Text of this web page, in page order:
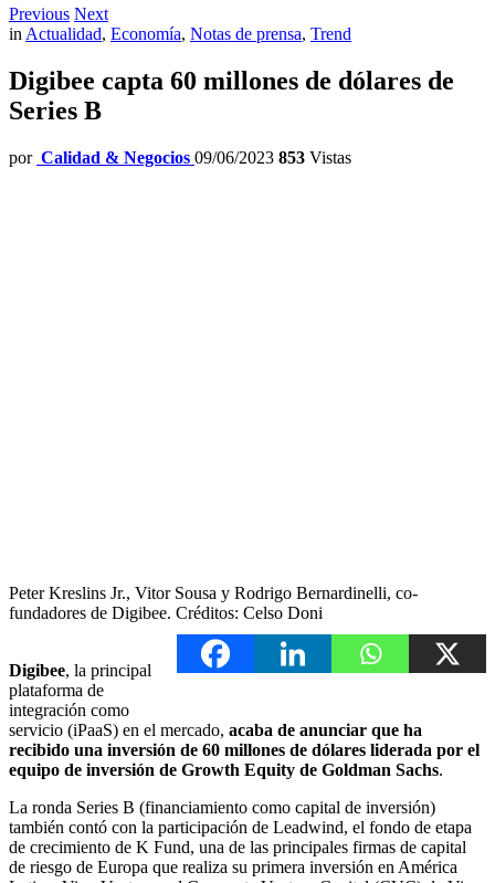
Previous Next
inActualidad, Economía, Notas de prensa, Trend
Digibee capta 60 millones de dólares de
Series B
por Calidad & Negocios 09/06/2023 853 Vistas
Peter Kreslins Jr., Vitor Sousa y Rodrigo Bernardinelli, co-
fundadores de Digibee. Créditos: Celso Doni
Digibee, la principal
plataforma de
integración como
servicio (iPaaS) en el mercado, acaba de anunciar que ha
recibido una inversión de 60 millones de dólares liderada por el
equipo de inversión de Growth Equity de Goldman Sachs.
La ronda Series B (financiamiento como capital de inversión)
también contó con la participación de Leadwind, el fondo de etapa
de crecimiento de K Fund, una de las principales firmas de capital
de riesgo de Europa que realiza su primera inversión en América